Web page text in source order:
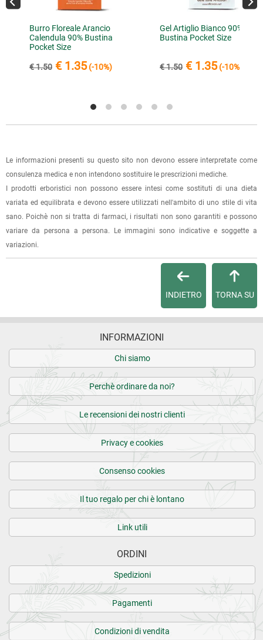
Per scegliere questa possibilità, seleziona l'opzione "Ritiro in
spedizione, in questo modo non ti verranno addebitate le
spese di spedizione e sarai avvisato con una e-mail quando
l'ordine sarà pronto per il ritiro.
oppure dalla fattura se richiesta al momento dell'ordine
Dalla tuaArea Cliente potrai verificare lo stato di lavorazione
dell'ordine e lo stato della spedizione.
Per qualsiasi informazione, contattaci viae-mail .
Per maggiori dettagli, vedi leCondizioni di vendita .
conferma dell'ordine.
Burro Floreale Arancio
Calendula 90% Bustina
Pocket Size
€ 1.50 € 1.35(-10%)
Gel Artiglio Bianco 90%
Bustina Pocket Size
€ 1.50 € 1.35(-10%)
Le informazioni presenti su questo sito non devono essere interpretate come
consulenza medica e non intendono sostituire le prescrizioni mediche.
I prodotti erboristici non possono essere intesi come sostituti di una dieta
variata ed equilibrata e devono essere utilizzati nell'ambito di uno stile di vita
sano. Poichè non si tratta di farmaci, i risultati non sono garantiti e possono
variare da persona a persona. Le immagini sono indicative e soggette a
variazioni.
TORNA SU
INDIETRO
INFORMAZIONI
Chi siamo
Perchè ordinare da noi?
Le recensioni dei nostri clienti
Privacy e cookies
Consenso cookies
Il tuo regalo per chi è lontano
Link utili
ORDINI
Spedizioni
Pagamenti
Condizioni di vendita